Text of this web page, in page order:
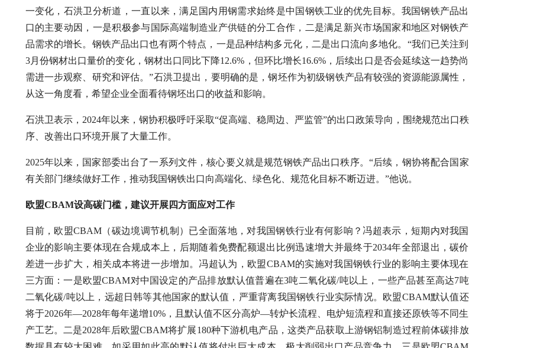
一变化，石洪卫分析道，一直以来，满足国内用钢需求始终是中国钢铁工业的优先目标。我国钢铁产品出
口的主要动因，一是积极参与国际高端制造业产供链的分工合作，二是满足新兴市场国家和地区对钢铁产
品需求的增长。钢铁产品出口也有两个特点，一是品种结构多元化，二是出口流向多地化。“我们已关注到
3月份钢材出口量价的变化，钢材出口同比下降12.6%，但环比增长16.6%，后续出口是否会延续这一趋势尚
需进一步观察、研究和评估。”石洪卫提出，要明确的是，钢坯作为初级钢铁产品有较强的资源能源属性，
从这一角度看，希望企业全面看待钢坯出口的收益和影响。
石洪卫表示，2024年以来，钢协积极呼吁采取“促高端、稳周边、严监管”的出口政策导向，围绕规范出口秩
序、改善出口环境开展了大量工作。
2025年以来，国家部委出台了一系列文件，核心要义就是规范钢铁产品出口秩序。“后续，钢协将配合国家
有关部门继续做好工作，推动我国钢铁出口向高端化、绿色化、规范化目标不断迈进。”他说。
欧盟CBAM设高碳门槛，建议开展四方面应对工作
目前，欧盟CBAM（碳边境调节机制）已全面落地，对我国钢铁行业有何影响？冯超表示，短期内对我国
企业的影响主要体现在合规成本上，后期随着免费配额退出比例迅速增大并最终于2034年全部退出，碳价
差进一步扩大，相关成本将进一步增加。冯超认为，欧盟CBAM的实施对我国钢铁行业的影响主要体现在
三方面：一是欧盟CBAM对中国设定的产品排放默认值普遍在3吨二氧化碳/吨以上，一些产品甚至高达7吨
二氧化碳/吨以上，远超日韩等其他国家的默认值，严重背离我国钢铁行业实际情况。欧盟CBAM默认值还
将于2026年—2028年每年递增10%，且默认值不区分高炉—转炉长流程、电炉短流程和直接还原铁等不同生
产工艺。二是2028年后欧盟CBAM将扩展180种下游机电产品，这类产品获取上游钢铝制造过程前体碳排放